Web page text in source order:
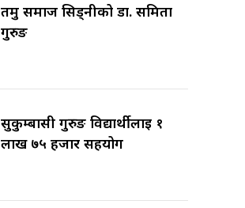
तमु समाज सिड्नीको डा. समिता
गुरुङ
सुकुम्बासी गुरुङ विद्यार्थीलाई १
लाख ७५ हजार सहयोग